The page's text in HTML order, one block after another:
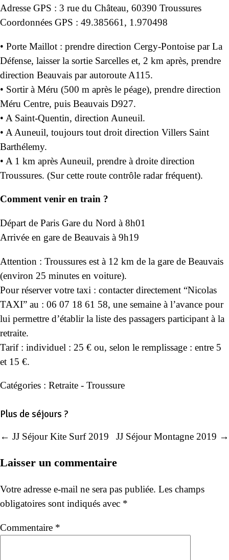
Adresse GPS : 3 rue du Château, 60390 Troussures
Coordonnées GPS : 49.385661, 1.970498
• Porte Maillot : prendre direction Cergy-Pontoise par La
Défense, laisser la sortie Sarcelles et, 2 km après, prendre
direction Beauvais par autoroute A115.
• Sortir à Méru (500 m après le péage), prendre direction
Méru Centre, puis Beauvais D927.
• A Saint-Quentin, direction Auneuil.
• A Auneuil, toujours tout droit direction Villers Saint
Barthélemy.
• A 1 km après Auneuil, prendre à droite direction
Troussures. (Sur cette route contrôle radar fréquent).
Comment venir en train ?
Départ de Paris Gare du Nord à 8h01
Arrivée en gare de Beauvais à 9h19
Attention : Troussures est à 12 km de la gare de Beauvais
(environ 25 minutes en voiture).
Pour réserver votre taxi : contacter directement “Nicolas
TAXI” au : 06 07 18 61 58, une semaine à l’avance pour
lui permettre d’établir la liste des passagers participant à la
retraite.
Tarif : individuel : 25 € ou, selon le remplissage : entre 5
et 15 €.
Catégories : Retraite - Troussure
Plus de séjours ?
Navigation
de
l’article
← JJ Séjour Kite Surf 2019 JJ Séjour Montagne 2019 →
Laisser un commentaire
Votre adresse e-mail ne sera pas publiée. Les champs
obligatoires sont indiqués avec *
Commentaire *